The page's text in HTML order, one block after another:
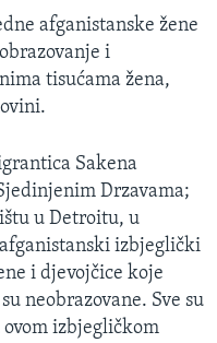
afganistanske žene
i
tisućama žena,
Sakena
Drzavama;
u Detroitu, u
izbjeglički
i djevojčice koje
neobrazovane. Sve su
izbjegličkom